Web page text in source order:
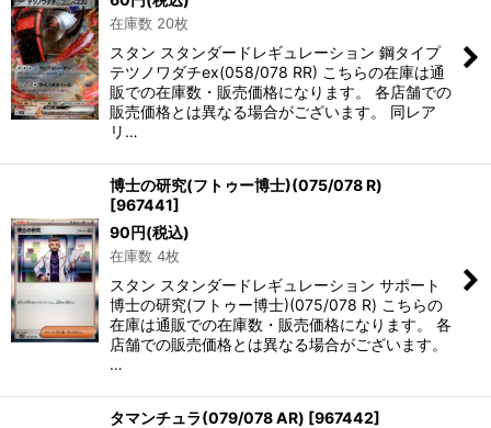
在庫数 20枚
スタン スタンダードレギュレーション 鋼タイプ
テツノワダチex(058/078 RR) こちらの在庫は通
販での在庫数・販売価格になります。 各店舗での
販売価格とは異なる場合がございます。 同レア
リ…
博士の研究(フトゥー博士)(075/078 R)
[967441]
90円(税込)
在庫数 4枚
スタン スタンダードレギュレーション サポート
博士の研究(フトゥー博士)(075/078 R) こちらの
在庫は通販での在庫数・販売価格になります。 各
店舗での販売価格とは異なる場合がございます。
…
タマンチュラ(079/078 AR) [967442]